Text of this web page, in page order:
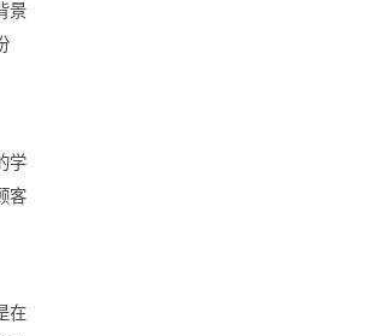
场营销的重要
在这样的背景
高的市场份
学等领域的学